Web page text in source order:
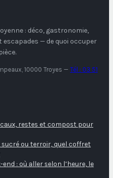
: déco, gastronomie,
— de quoi occuper
10000 Troyes — Tél : 03 51
restes et compost pour
sucré ou terroir, quel coffret
end : où aller selon l’heure, le